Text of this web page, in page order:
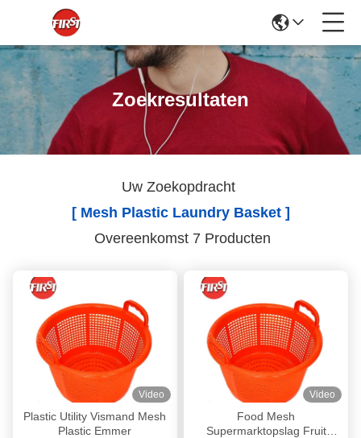
Zoekresultaten
Uw Zoekopdracht
[ Mesh Plastic Laundry Basket ]
Overeenkomst 7 Producten
Video
Plastic Utility Vismand Mesh
Plastic Emmer
Video
Food Mesh
Supermarktopslag Fruit